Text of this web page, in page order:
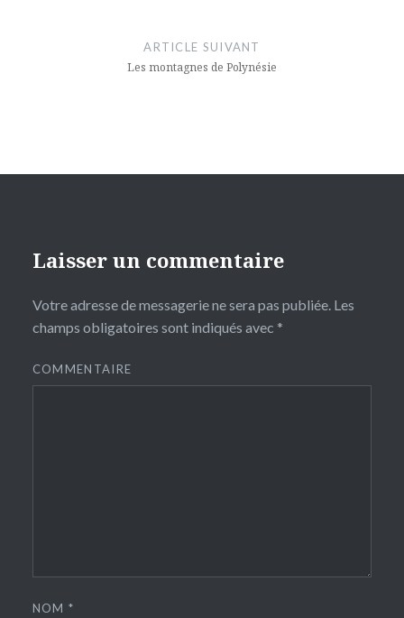
ARTICLE SUIVANT
Les montagnes de Polynésie
Laisser un commentaire
Votre adresse de messagerie ne sera pas publiée.Les
champs obligatoires sont indiqués avec *
COMMENTAIRE
NOM*